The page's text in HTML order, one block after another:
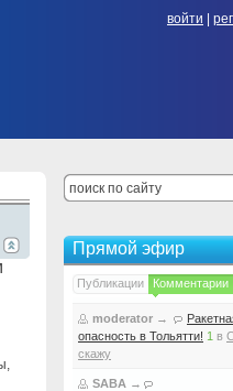
войти
Прямой эфир
Публикации Комментарии
moderator →
опасность в Тольятти! 1 в
скажу
SABA →